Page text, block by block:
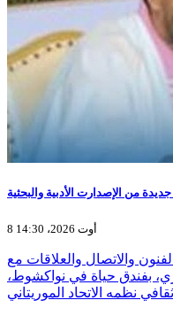
من الإصدارت الأدبية والبحثية
8 أوت 2026، 14:30
والاتصال والعلاقات مع
بفندق حياة في نواكشوط،